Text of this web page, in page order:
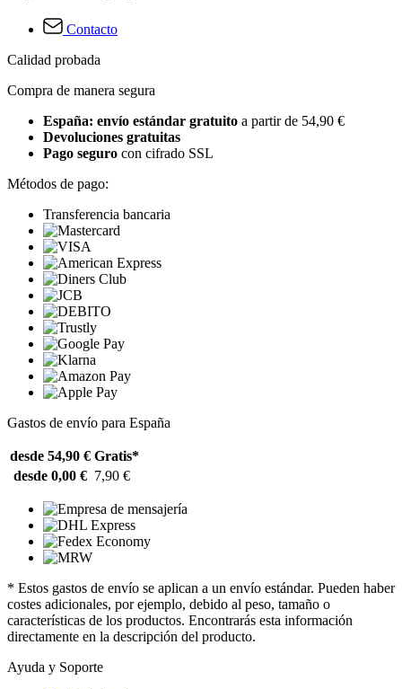
Contacto
Calidad probada
Compra de manera segura
España: envío estándar gratuito a partir de 54,90 €
Devoluciones gratuitas
Pago seguro con cifrado SSL
Métodos de pago:
Transferencia bancaria
Gastos de envío para España
desde 54,90 € Gratis*
desde 0,00 € 7,90 €
* Estos gastos de envío se aplican a un envío estándar. Pueden haber
costes adicionales, por ejemplo, debido al peso, tamaño o
características de los productos. Encontrarás esta información
directamente en la descripción del producto.
Ayuda y Soporte